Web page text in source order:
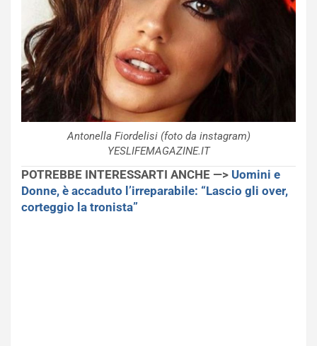
Antonella Fiordelisi (foto da instagram)
YESLIFEMAGAZINE.IT
POTREBBE INTERESSARTI ANCHE —> Uomini e
Donne, è accaduto l’irreparabile: “Lascio gli over,
corteggio la tronista”